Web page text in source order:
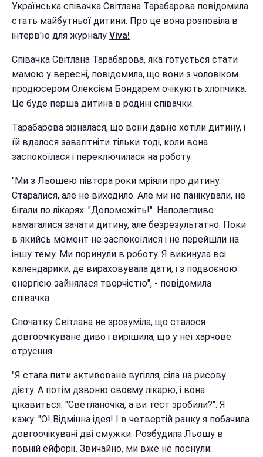
Українська співачка Світлана Тарабарова повідомила
стать майбутньої дитини. Про це вона розповіла в
інтерв'ю для журналу Viva!
Співачка Світлана Тарабарова, яка готується стати
мамою у вересні, повідомила, що вони з чоловіком
продюсером Олексієм Бондарем очікують хлопчика.
Це буде перша дитина в родині співачки.
Тарабарова зізналася, що вони давно хотіли дитину, і
їй вдалося завагітніти тільки тоді, коли вона
заспокоїлася і переключилася на роботу.
"Ми з Льошею півтора роки мріяли про дитину.
Старалися, але не виходило. Але ми не панікували, не
бігали по лікарях: "Допоможіть!". Наполегливо
намагалися зачати дитину, але безрезультатно. Поки
в якийсь момент не заспокоїлися і не перейшли на
іншу тему. Ми поринули в роботу. Я викинула всі
календарики, де вираховувала дати, і з подвоєною
енергією зайнялася творчістю", - повідомила
співачка.
Спочатку Світлана не зрозуміла, що сталося
довгоочікуване диво і вирішила, що у неї харчове
отруєння.
"Я стала пити активоване вугілля, сіла на рисову
дієту. А потім дзвоню своєму лікарю, і вона
цікавиться: "Светланочка, а ви тест зробили?". Я
кажу: "О! Відмінна ідея! І в четвертій ранку я побачила
довгоочікувані дві смужки. Розбудила Льошу в
повній ейфорії. Звичайно, ми вже не поснули: